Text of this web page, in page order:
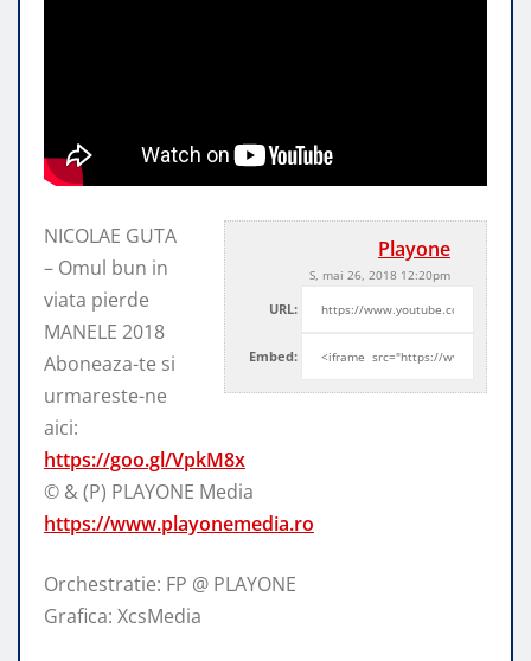
Playone
S, mai 26, 2018 12:20pm
URL:
Embed:
NICOLAE GUTA
– Omul bun in
viata pierde
MANELE 2018
Aboneaza-te si
urmareste-ne
aici:
https://goo.gl/VpkM8x
© & (P) PLAYONE Media
https://www.playonemedia.ro
Orchestratie: FP @ PLAYONE
Grafica: XcsMedia